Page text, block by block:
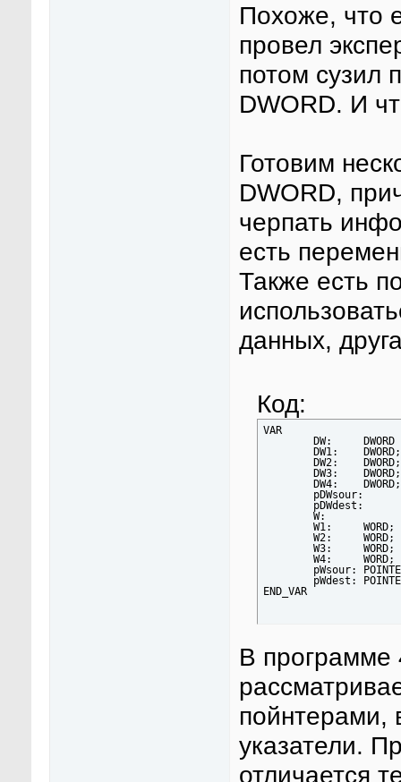
Похоже, что
провел
потом сузил
DWORD. И
Готовим
DWORD,
черпать
есть
Также есть
данных,
Код:
VAR
END_VAR
В программе
пойнтерами,
указатели.
отличается